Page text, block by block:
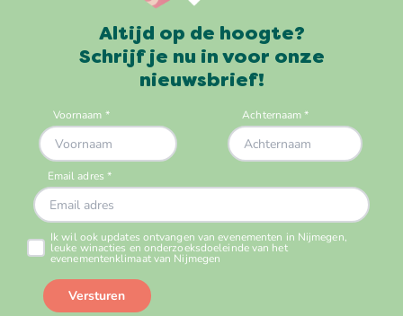
Altijd op de hoogte?
Schrijf je nu in voor onze
nieuwsbrief!